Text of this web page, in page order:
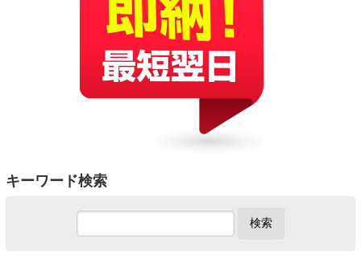
キーワード検索
検索